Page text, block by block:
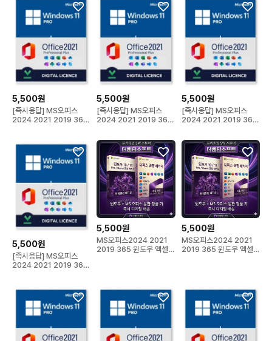
5,500원
[즉시응답] MS오피스
2024 2021 2019 365
5,500원
[즉시응답] MS오피스
2024 2021 2019 365
5,500원
[즉시응답] MS오피스
2024 2021 2019 365
5,500원
[즉시응답] MS오피스
2024 2021 2019 365
5,500원
MS오피스2024 2021
2019 365 윈도우 엑셀
5,500원
MS오피스2024 2021
2019 365 윈도우 엑셀